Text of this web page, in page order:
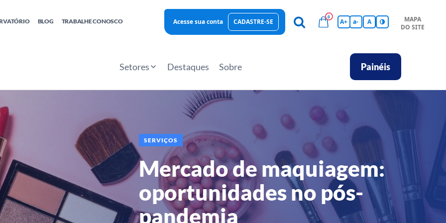
Hub de Conhecimentos
BLOG TRABALHE CONOSCO Acesse sua conta CADASTRE-SE
0
A+ a- A
MAPA
DO SITE
Setores Destaques Sobre Painéis
SERVIÇOS
Mercado de maquiagem:
oportunidades no pós-
pandemia